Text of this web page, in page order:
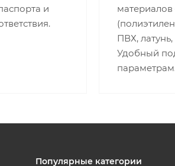
и
ПВХ, латунь,
Удобный
Популярные категории